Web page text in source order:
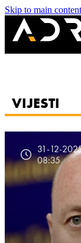
Skip to main content
VIJESTI
31-12-
08:35